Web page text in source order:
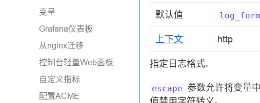
变量
Grafana仪表板
从nginx迁移
控制台轻量Web面板
自定义指标
配置ACME
默认值
上下文 http
指定日志格式。
escape 参数允许将变量